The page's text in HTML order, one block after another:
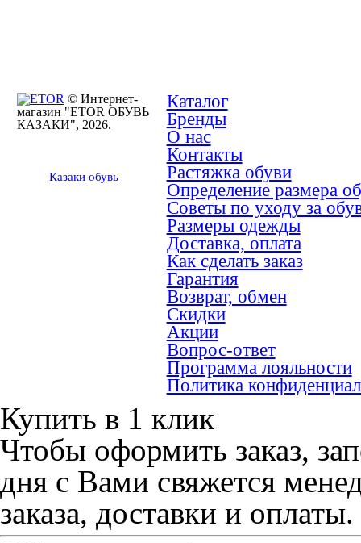
© Интернет-
магазин "ETOR ОБУВЬ
КАЗАКИ", 2026.
Казаки обувь
Каталог
Бренды
О нас
Контакты
Растяжка обуви
Определение размера
Советы по уходу за
Размеры одежды
Доставка, оплата
Как сделать заказ
Гарантия
Возврат, обмен
Скидки
Акции
Вопрос-ответ
Программа лояльности
Политика
Купить в 1 клик
Чтобы оформить заказ,
дня с Вами свяжется
заказа, доставки и оплаты.